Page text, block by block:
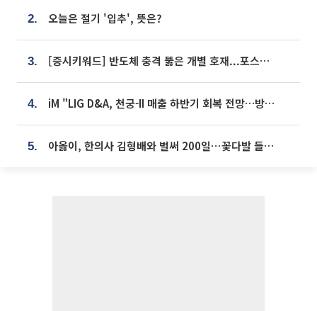
2. 오늘은 절기 '입추', 뜻은?
3. [증시키워드] 반도체 충격 뚫은 개별 호재...포스코퓨처엠·에코프로·한화솔루션 '눈길'
4. iM "LIG D&A, 천궁-II 매출 하반기 회복 전망…방산 톱픽 유지"
5. 아옳이, 한의사 김형배와 벌써 200일⋯꽃다발 들고 "프러포즈 아냐"